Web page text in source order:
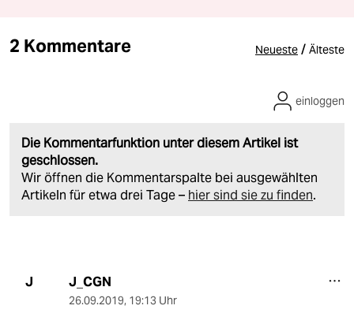
2 Kommentare Neueste / Älteste
Die Kommentarfunktion unter diesem Artikel ist
geschlossen.
Wir öffnen die Kommentarspalte bei ausgewählten
Artikeln für etwa drei Tage – hier sind sie zu finden.
einloggen
J J_CGN
26.09.2019, 19:13 Uhr